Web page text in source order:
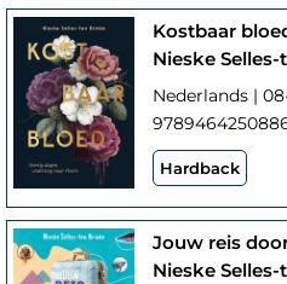
Kostbaar
Nieske
Nederlands |
Hardback
Jouw reis
Nieske